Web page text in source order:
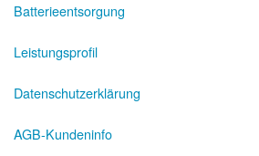
Batterieentsorgung
Leistungsprofil
Datenschutzerklärung
AGB-Kundeninfo